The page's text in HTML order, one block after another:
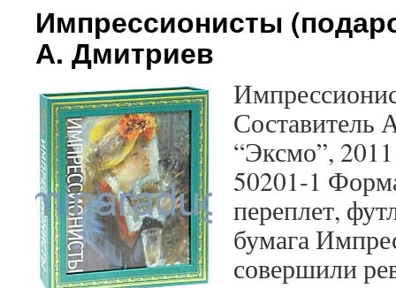
Импрессионисты
А. Дмитриев
Составитель
“Эксмо”,
50201-1
переплет,
бумага
совершили